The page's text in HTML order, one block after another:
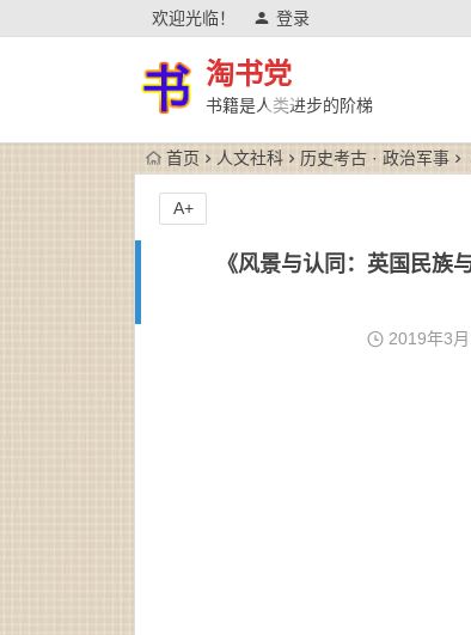
欢迎光临！ 登录
淘书党
书籍是人类进步的阶梯
首页 人文社科 历史考古 · 政治军事
《风景与认同：英国民族
2019年3
A+